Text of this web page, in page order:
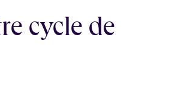
cycle de